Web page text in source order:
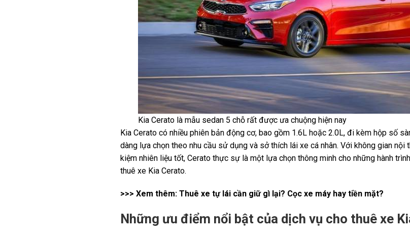
Kia Cerato là mẫu sedan 5 chỗ rất được ưa chuộng hiện nay
Kia Cerato có nhiều phiên bản động cơ, bao gồm 1.6L hoặc 2.0L, đi kèm hộp số
dàng lựa chọn theo nhu cầu sử dụng và sở thích lái xe cá nhân. Với không gian
kiệm nhiên liệu tốt, Cerato thực sự là một lựa chọn thông minh cho những hành
thuê xe Kia Cerato.
>>> Xem thêm: Thuê xe tự lái cần giữ gì lại? Cọc xe máy hay tiền mặt?
Những ưu điểm nổi bật của dịch vụ cho thuê xe